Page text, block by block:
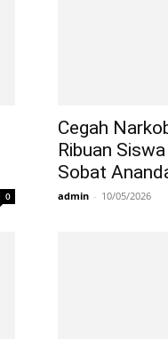
0
Cegah
Ribuan
Sobat
admin - 10/05/2026